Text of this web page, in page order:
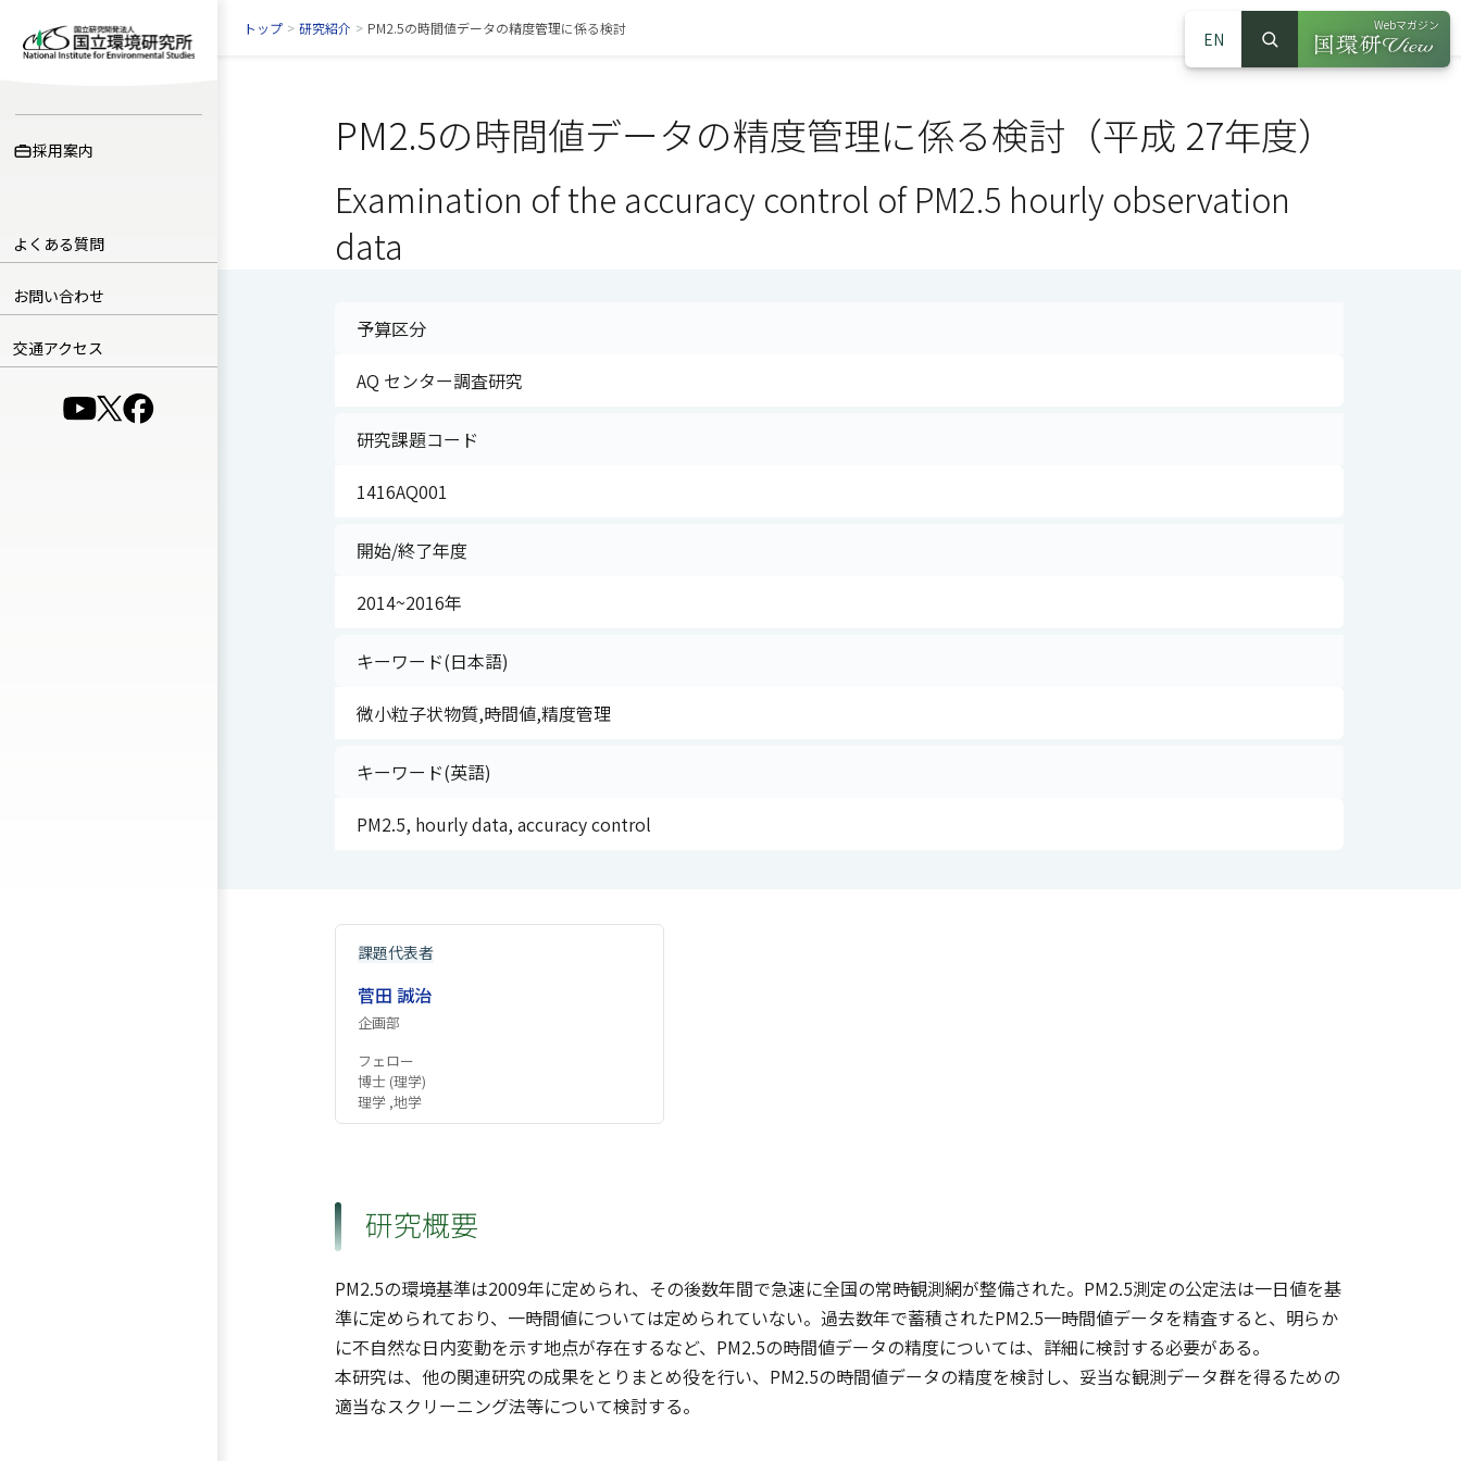
採用案内
よくある質問
お問い合わせ
交通アクセス
（別ウインドウで開きます）
（別ウインドウで開きます）
（別ウインドウで開きます）
EN
サイト内検索
検索
Webマガジン
（別ウインドウ
トップ > 研究紹介 > PM2.5の時間値データの精度管理に係る検討
PM2.5の時間値データの精度管理に係る検討（平成 27年度）
Examination of the accuracy control of PM2.5 hourly observation
data
予算区分
AQ センター調査研究
研究課題コード
1416AQ001
開始/終了年度
2014~2016年
キーワード(日本語)
微小粒子状物質,時間値,精度管理
キーワード(英語)
PM2.5, hourly data, accuracy control
課題代表者
菅田 誠治
企画部
フェロー
博士 (理学)
理学 ,地学
研究概要
PM2.5の環境基準は2009年に定められ、その後数年間で急速に全国の常時観測網が整備された。PM2.5測定の公定法は一日値を基
準に定められており、一時間値については定められていない。過去数年で蓄積されたPM2.5一時間値データを精査すると、明らか
に不自然な日内変動を示す地点が存在するなど、PM2.5の時間値データの精度については、詳細に検討する必要がある。
本研究は、他の関連研究の成果をとりまとめ役を行い、PM2.5の時間値データの精度を検討し、妥当な観測データ群を得るための
適当なスクリーニング法等について検討する。